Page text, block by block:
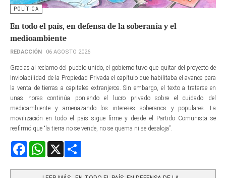
POLÍTICA
En todo el país, en defensa de la soberanía y el
medioambiente
REDACCIÓN 06 AGOSTO 2026
Gracias al reclamo del pueblo unido, el gobierno tuvo que quitar del proyecto de
Inviolabilidad de la Propiedad Privada el capítulo que habilitaba el avance para
la venta de tierras a capitales extranjeros. Sin embargo, el texto a tratarse en
unas horas continúa poniendo el lucro privado sobre el cuidado del
medioambiente y amenazando los intereses soberanos y populares. La
movilización en todo el país sigue firme y desde el Partido Comunista se
reafirmó que “la tierra no se vende, no se quema ni se desaloja”.
FacebookWhatsApp